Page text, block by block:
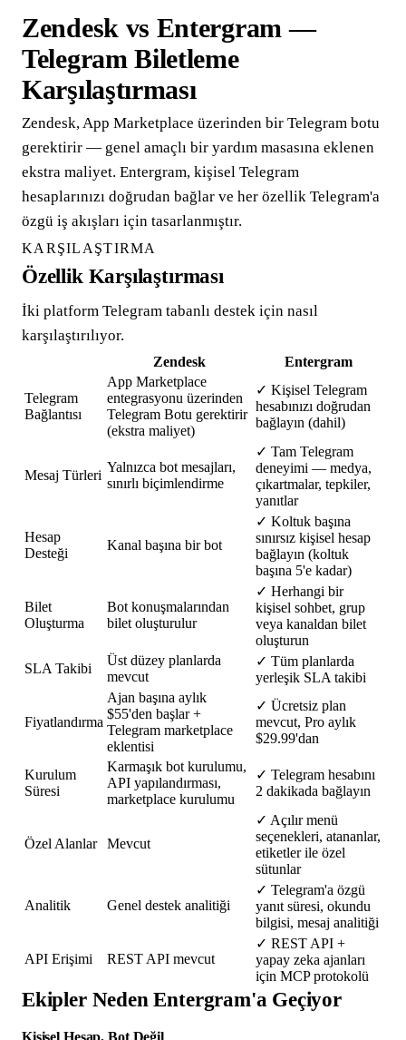
Zendesk vs Entergram —
Telegram Biletleme
Karşılaştırması
Zendesk, App Marketplace üzerinden bir Telegram botu
gerektirir — genel amaçlı bir yardım masasına eklenen
ekstra maliyet. Entergram, kişisel Telegram
hesaplarınızı doğrudan bağlar ve her özellik Telegram'a
özgü iş akışları için tasarlanmıştır.
KARŞILAŞTIRMA
Özellik Karşılaştırması
İki platform Telegram tabanlı destek için nasıl
karşılaştırılıyor.
Zendesk Entergram
Telegram
Bağlantısı
App Marketplace
entegrasyonu üzerinden
Telegram Botu gerektirir
(ekstra maliyet)
✓ Kişisel Telegram
hesabınızı doğrudan
bağlayın (dahil)
Mesaj Türleri
Yalnızca bot mesajları,
sınırlı biçimlendirme
✓ Tam Telegram
deneyimi — medya,
çıkartmalar, tepkiler,
yanıtlar
Hesap
Desteği
Kanal başına bir bot
✓ Koltuk başına
sınırsız kişisel hesap
bağlayın (koltuk
başına 5'e kadar)
Bilet
Oluşturma
Bot konuşmalarından
bilet oluşturulur
✓ Herhangi bir
kişisel sohbet, grup
veya kanaldan bilet
oluşturun
SLA Takibi
Üst düzey planlarda
mevcut
✓ Tüm planlarda
yerleşik SLA takibi
Fiyatlandırma
Ajan başına aylık
$55'den başlar +
Telegram marketplace
eklentisi
✓ Ücretsiz plan
mevcut, Pro aylık
$29.99'dan
Kurulum
Süresi
Karmaşık bot kurulumu,
API yapılandırması,
marketplace kurulumu
✓ Telegram hesabını
2 dakikada bağlayın
Özel Alanlar Mevcut
✓ Açılır menü
seçenekleri, atananlar,
etiketler ile özel
sütunlar
Analitik Genel destek analitiği
✓ Telegram'a özgü
yanıt süresi, okundu
bilgisi, mesaj analitiği
API Erişimi REST API mevcut
✓ REST API +
yapay zeka ajanları
için MCP protokolü
Ekipler Neden Entergram'a Geçiyor
Kişisel Hesap, Bot Değil